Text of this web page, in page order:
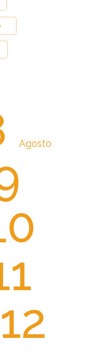
Agosto
12